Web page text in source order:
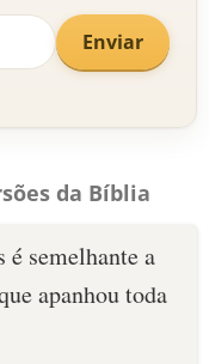
Enviar
da Bíblia
semelhante a
apanhou toda